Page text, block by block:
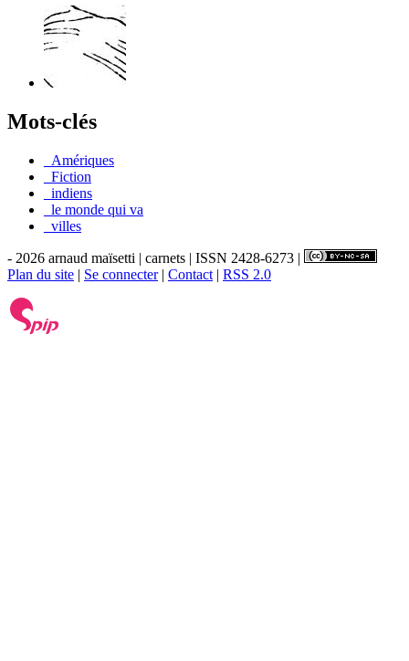
Mots-clés
_Amériques
_Fiction
_indiens
_le monde qui va
_villes
- 2026 arnaud maïsetti | carnets | ISSN 2428-6273 |
Plan du site | Se connecter| Contact | RSS 2.0